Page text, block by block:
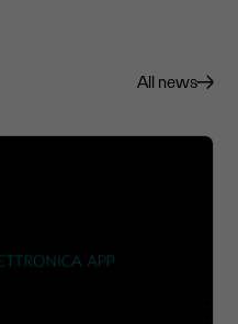
All news